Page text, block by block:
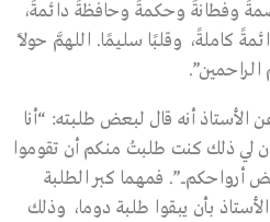
وفطانةً وحكمةً وحافظةً دائمةً،
كاملةً، وقلبًا سليمًا. اللهمَّ حولاً
الأستاذ أنه قال لبعض طلبته: “أنا
لي ذلك كنت طلبتُ منكم أن تقوموا
أرواحكم..”. فمهما كبر الطلبة
بأن يبقوا طلبة دوما، وذلك